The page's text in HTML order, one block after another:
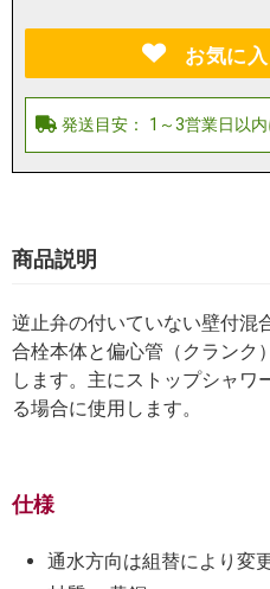
お気に
商品説明
逆止弁の付いていない壁付混
合栓本体と偏心管（クランク
します。主にストップシャワ
る場合に使用します。
仕様
通水方向は組替により変